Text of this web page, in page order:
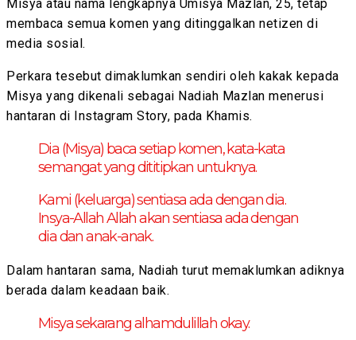
Misya atau nama lengkapnya Umisya Mazlan, 25, tetap
membaca semua komen yang ditinggalkan netizen di
media sosial.
Perkara tesebut dimaklumkan sendiri oleh kakak kepada
Misya yang dikenali sebagai Nadiah Mazlan menerusi
hantaran di Instagram Story, pada Khamis.
Dia (Misya) baca setiap komen, kata-kata
semangat yang dititipkan untuknya.
Kami (keluarga) sentiasa ada dengan dia.
Insya-Allah Allah akan sentiasa ada dengan
dia dan anak-anak.
Dalam hantaran sama, Nadiah turut memaklumkan adiknya
berada dalam keadaan baik.
Misya sekarang alhamdulillah okay.